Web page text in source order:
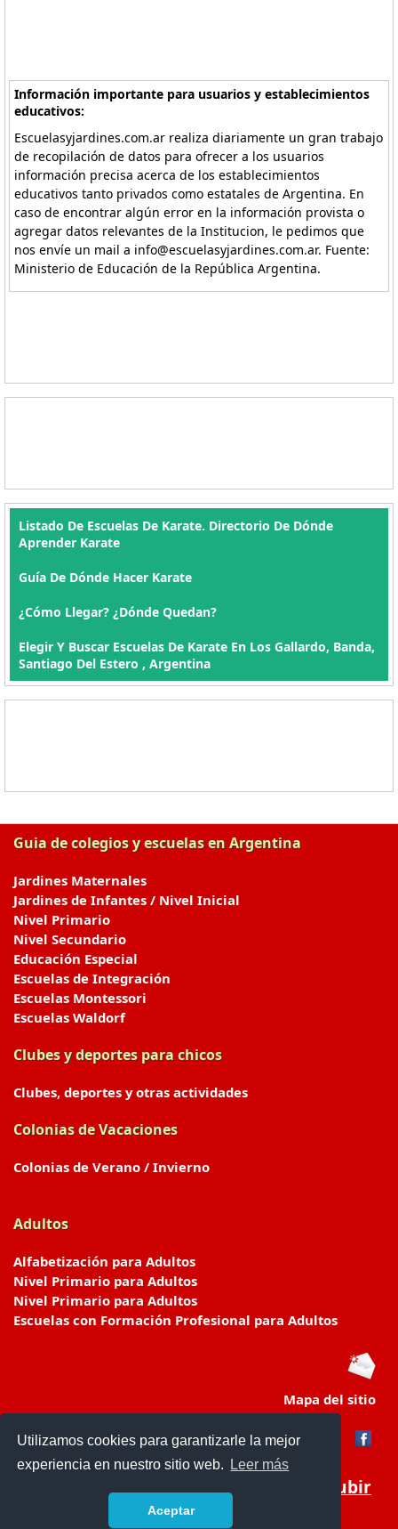
Utilizamos cookies para garantizarle la mejor
experiencia en nuestro sitio web.
Leer más
Aceptar
Información importante para usuarios y establecimientos
educativos:
Escuelasyjardines.com.ar realiza diariamente un gran trabajo
de recopilación de datos para ofrecer a los usuarios
información precisa acerca de los establecimientos
educativos tanto privados como estatales de Argentina. En
caso de encontrar algún error en la información provista o
agregar datos relevantes de la Institucion, le pedimos que
nos envíe un mail a info@escuelasyjardines.com.ar. Fuente:
Ministerio de Educación de la República Argentina.
Listado De Escuelas De Karate. Directorio De Dónde
Aprender Karate
Guía De Dónde Hacer Karate
¿Cómo Llegar? ¿Dónde Quedan?
Elegir Y Buscar Escuelas De Karate En Los Gallardo, Banda,
Santiago Del Estero , Argentina
Guia de colegios y escuelas en Argentina
Jardines Maternales
Jardines de Infantes / Nivel Inicial
Nivel Primario
Nivel Secundario
Educación Especial
Escuelas de Integración
Escuelas Montessori
Escuelas Waldorf
Clubes y deportes para chicos
Clubes, deportes y otras actividades
Colonias de Vacaciones
Colonias de Verano / Invierno
Adultos
Alfabetización para Adultos
Nivel Primario para Adultos
Nivel Primario para Adultos
Escuelas con Formación Profesional para Adultos
Mapa del sitio
Subir